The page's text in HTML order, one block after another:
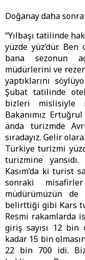
Doğanay daha
“Yılbaşı tatilinde
yüzde yüz’dür.
bana sezonun
müdürlerini ve
yaptıklarını
Şubat tatilinde
bizleri mislisiyle
Bakanımız
anda turizmde
sıradayız. Gelir
Türkiye turizmi
turizmine
Kasım’da ki turist
sonraki
müdürümüzün de
belirttiği gibi Kars
Resmi rakamlarda
giriş sayısı 12 bin
kadar 15 bin
22 bin 700 idi.